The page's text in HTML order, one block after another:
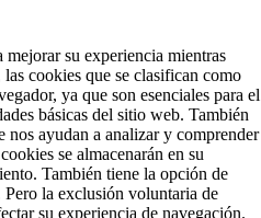
su experiencia mientras
cookies que se clasifican como
ya que son esenciales para el
básicas del sitio web. También
nos ayudan a analizar y comprender
se almacenarán en su
También tiene la opción de
la exclusión voluntaria de
su experiencia de navegación.